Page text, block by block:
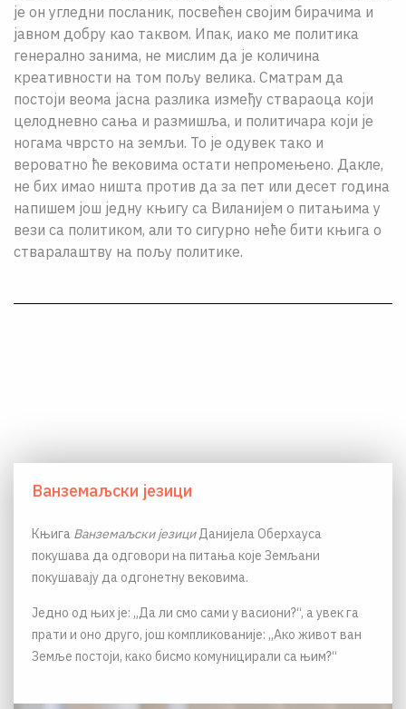
је он угледни посланик, посвећен својим бирачима и
јавном добру као таквом. Ипак, иако ме политика
генерално занима, не мислим да је количина
креативности на том пољу велика. Сматрам да
постоји веома јасна разлика између ствараоца који
целодневно сања и размишља, и политичара који је
ногама чврсто на земљи. То је одувек тако и
вероватно ће вековима остати непромењено. Дакле,
не бих имао ништа против да за пет или десет година
напишем још једну књигу са Виланијем о питањима у
вези са политиком, али то сигурно неће бити књига о
стваралаштву на пољу политике.
Ванземаљски језици
Књига Ванземаљски језициДанијела Оберхауса
покушава да одговори на питања које Земљани
покушавају да одгонетну вековима.
Једно од њих је: „Да ли смо сами у васиони?“, а увек га
прати и оно друго, још компликованије: „Ако живот ван
Земље постоји, како бисмо комуницирали са њим?“